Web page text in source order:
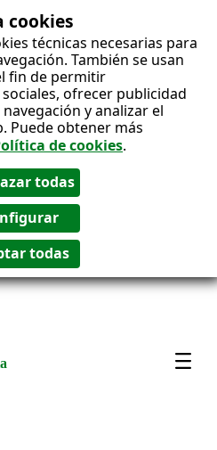
cookies
técnicas necesarias para
También se usan
fin de permitir
ofrecer publicidad
y analizar el
Puede obtener más
de cookies.